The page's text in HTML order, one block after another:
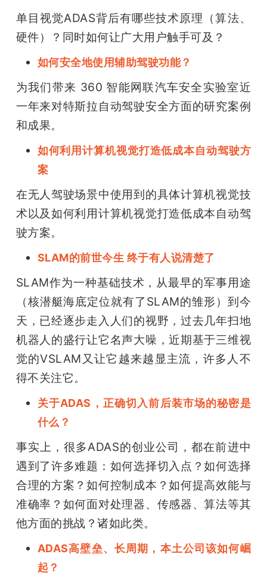
单目视觉ADAS背后有哪些技术原理（算法、
硬件）？同时如何让广大用户触手可及？
如何安全地使用辅助驾驶功能？
为我们带来 360 智能网联汽车安全实验室近
一年来对特斯拉自动驾驶安全方面的研究案例
和成果。
如何利用计算机视觉打造低成本自动驾驶方
案
在无人驾驶场景中使用到的具体计算机视觉技
术以及如何利用计算机视觉打造低成本自动驾
驶方案。
SLAM的前世今生 终于有人说清楚了
SLAM作为一种基础技术，从最早的军事用途
（核潜艇海底定位就有了SLAM的雏形）到今
天，已经逐步走入人们的视野，过去几年扫地
机器人的盛行让它名声大噪，近期基于三维视
觉的VSLAM又让它越来越显主流，许多人不
得不关注它。
关于ADAS，正确切入前后装市场的秘密是
什么？
事实上，很多ADAS的创业公司，都在前进中
遇到了许多难题：如何选择切入点？如何选择
合理的方案？如何控制成本？如何提高效能与
准确率？如何面对处理器、传感器、算法等其
他方面的挑战？诸如此类。
ADAS高壁垒、长周期，本土公司该如何崛
起？